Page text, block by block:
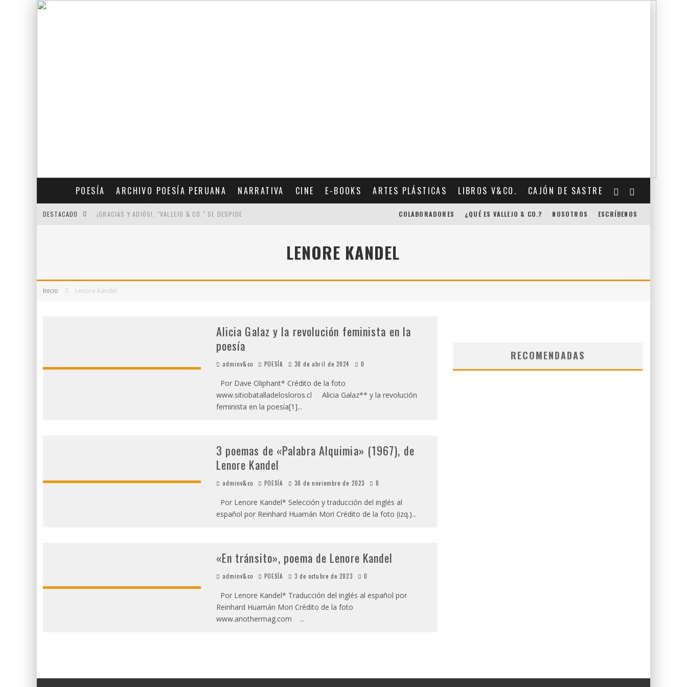
POESÍA ARCHIVO POESÍA PERUANA NARRATIVA CINE E-BOOKS ARTES PLÁSTICAS LIBROS V&CO. CAJÓN DE SASTRE
DESTACADO ¡GRACIAS Y ADIÓS!, "VALLEJO & CO." SE DESPIDE
5 POEMAS DE "NUNCA DE MÍ TU ESPEJISMO" (2025), DE ROMINA SILMAN
COLABORADORES ¿QUÉ ES VALLEJO & CO.? NOSOTROS ESCRÍBENOS
LENORE KANDEL
Inicio Lenore Kandel
Alicia Galaz y la revolución feminista en la
poesía
adminv&co POESÍA 30 de abril de 2024 0
Por Dave Oliphant* Crédito de la foto
www.sitiobatalladelosloros.cl Alicia Galaz** y la revolución
feminista en la poesía[1]...
3 poemas de «Palabra Alquimia» (1967), de
Lenore Kandel
adminv&co POESÍA 30 de noviembre de 2023 0
Por Lenore Kandel* Selección y traducción del inglés al
español por Reinhard Huamán Mori Crédito de la foto (izq.)...
«En tránsito», poema de Lenore Kandel
adminv&co POESÍA 3 de octubre de 2023 0
Por Lenore Kandel* Traducción del inglés al español por
Reinhard Huamán Mori Crédito de la foto
www.anothermag.com ...
RECOMENDADAS